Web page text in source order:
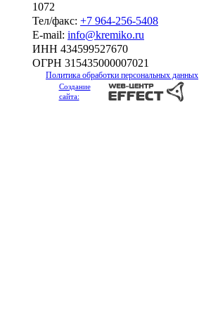
1072
Тел/факс: +7 964-256-5408
Е-mail: info@kremiko.ru
ИНН 434599527670
ОГРН 315435000007021
Политика обработки персональных данных
Создание
сайта: